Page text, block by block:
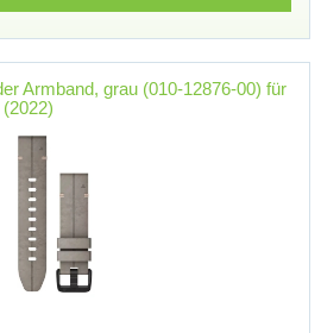
Armband, grau (010-12876-00) für